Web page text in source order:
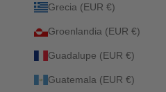
Grecia (EUR €)
Groenlandia (EUR €)
Guadalupe (EUR €)
Guatemala (EUR €)